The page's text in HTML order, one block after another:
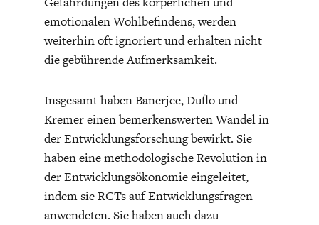
WELTWIRTSCHAFT
emotionalen Wohlbefindens, werden
weiterhin oft ignoriert und erhalten nicht
die gebührende Aufmerksamkeit.
Insgesamt haben Banerjee, Duflo und
Kremer einen bemerkenswerten Wandel in
der Entwicklungsforschung bewirkt. Sie
haben eine methodologische Revolution in
der Entwicklungsökonomie eingeleitet,
indem sie RCTs auf Entwicklungsfragen
anwendeten. Sie haben auch dazu